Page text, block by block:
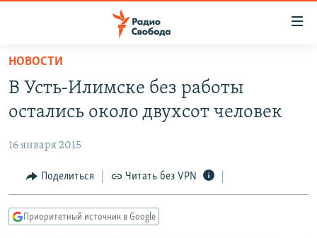
упрощенного
доступа
основному
Вернутся
главной
навигации
ЦИТАТЫ СВОБОДЫ
МНЕНИЯ
IDEL.РЕАЛИИ
НОВОСТИ
В Усть-Илимске без работы
остались около двухсот человек
16 января 2015
Поделиться Читать без VPN
Приоритетный источник в Google